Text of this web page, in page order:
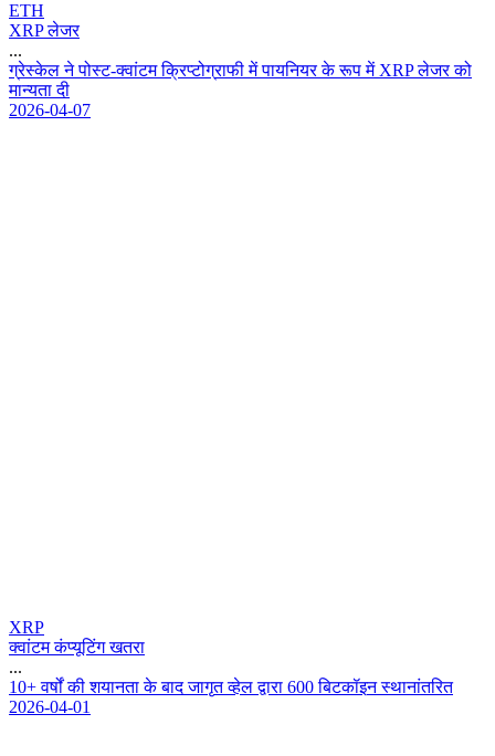
ETH
XRP लेजर
...
गरसकल न पसट-कवटम कपटगरफ म पयनयर क रप म XRP लजर क
मनयत द
2026-04-07
XRP
क्वांटम कंप्यूटिंग खतरा
...
10+ वर क शयनत क बद जगत वहल दर 600 बटकइन सथनतरत
2026-04-01